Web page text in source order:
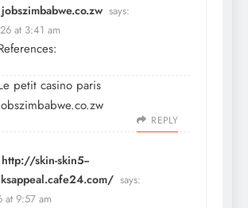
jobszimbabwe.co.zw says:
at 3:41 am
petit casino paris
REPLY
http://skin-skin5--
says:
at 9:57 am